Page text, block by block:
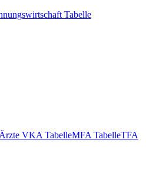
Tabelle
Ärzte VKA TabelleMFA TabelleTFA